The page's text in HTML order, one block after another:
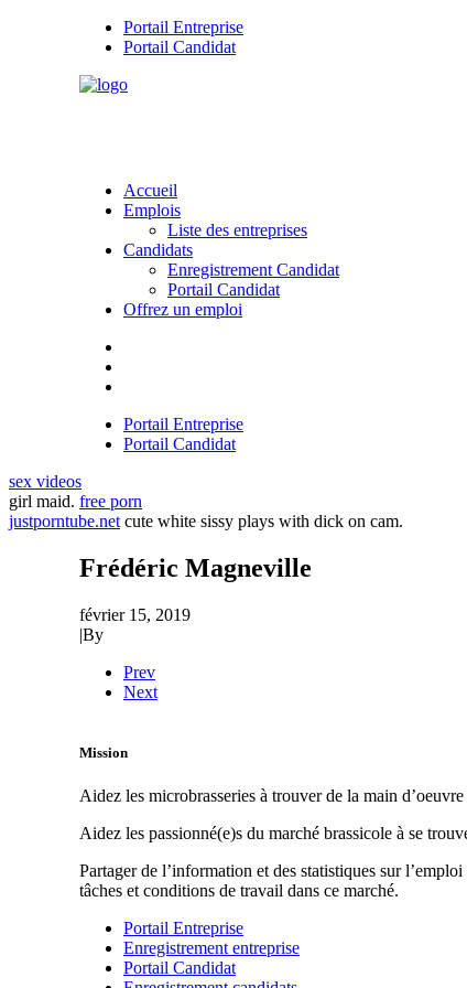
Portail Entreprise
Portail Candidat
Accueil
Emplois
Liste des entreprises
Candidats
Enregistrement Candidat
Portail Candidat
Offrez un emploi
Portail Entreprise
Portail Candidat
sex videos
girl maid. free porn
justporntube.net cute white sissy plays with dick on cam.
Frédéric Magneville
février 15, 2019
|By
Prev
Next
Mission
Aidez les microbrasseries à trouver de la main
Aidez les passionné(e)s du marché brassicole à se
Partager de l’information et des statistiques sur
tâches et conditions de travail dans ce marché.
Portail Entreprise
Enregistrement entreprise
Portail Candidat